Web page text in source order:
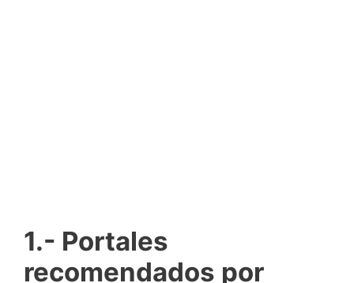
1.- Portales
recomendados por